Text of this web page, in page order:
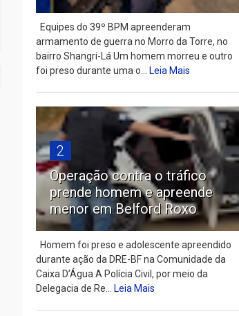
Equipes do 39º BPM apreenderam
armamento de guerra no Morro da Torre, no
bairro Shangri-Lá Um homem morreu e outro
foi preso durante uma o...Leia Mais
2
Operação contra o tráfico
prende homem e apreende
menor em Belford Roxo
Homem foi preso e adolescente apreendido
durante ação da DRE-BF na Comunidade da
Caixa D’Água A Polícia Civil, por meio da
Delegacia de Re...Leia Mais